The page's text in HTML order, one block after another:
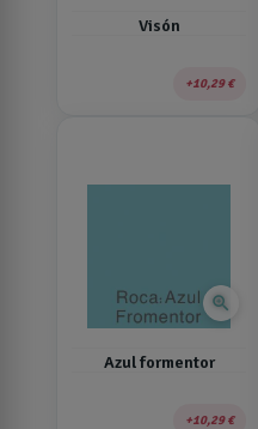
Visón
10,29 €
zoom_in
Azul formentor
10,29 €